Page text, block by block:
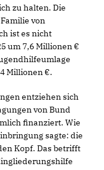
zu halten. Die
von
ist es nicht
um 7,6 Millionen
Millionen €.
entziehen sich
von Bund
finanziert. Wie
sagte: die
Kopf. Das betrifft